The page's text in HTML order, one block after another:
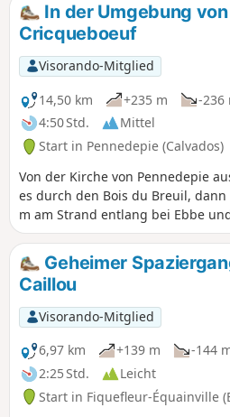
In der Umgebung
Cricqueboeuf
Visorando-Mitglied
14,50 km
+235 m
-236
4:50 Std.
Mittel
Start in Pennedepie (Calvados)
Von der Kirche von Pennedepie
es durch den Bois du Breuil, dann
m am Strand entlang bei Ebbe
zurück durch die Landschaft.
Geheimer
Caillou
Visorando-Mitglied
6,97 km
+139 m
-144
2:25 Std.
Leicht
Start in Fiquefleur-Équainville